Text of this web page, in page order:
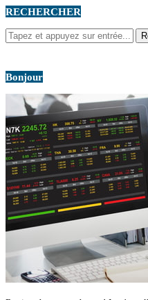
RECHERCHER
Bonjour